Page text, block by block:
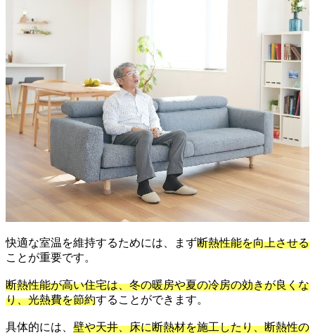
快適な室温を維持するためには、まず断熱性能を向上させる
ことが重要です。
断熱性能が高い住宅は、冬の暖房や夏の冷房の効きが良くな
り、光熱費を節約することができます。
具体的には、 壁や天井、床に断熱材を施工したり、断熱性の